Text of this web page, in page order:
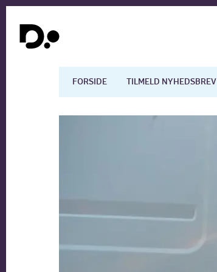
FORSIDE TILMELD NYHEDSBREV